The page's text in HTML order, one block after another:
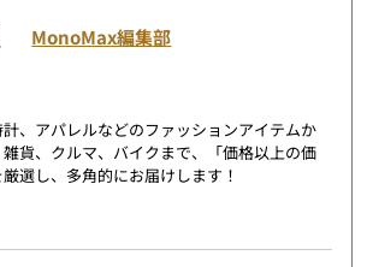
MonoMax編集部
、アパレルなどのファッションアイテムか
貨、クルマ、バイクまで、「価格以上の価
選し、多角的にお届けします！